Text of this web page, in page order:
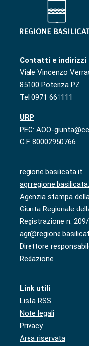
Contatti e indirizzi
Viale Vincenzo
85100 Potenza PZ
Tel 0971 661111
URP
PEC: AOO-
C.F. 80002950766
regione.basilicata.it
Agenzia stampa della
Giunta Regionale
Registrazione n.
Direttore
Redazione
Link utili
Lista RSS
Note legali
Privacy
Area riservata